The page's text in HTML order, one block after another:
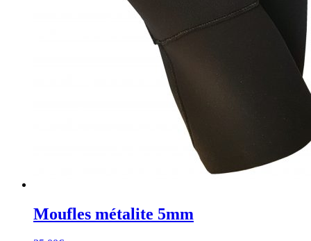
Moufles métalite 5mm